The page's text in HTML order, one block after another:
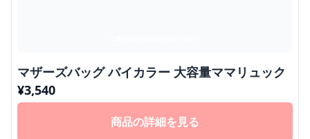
マザーズバッグ バイカラー 大容量ママリュック
¥3,540
商品の詳細を見る